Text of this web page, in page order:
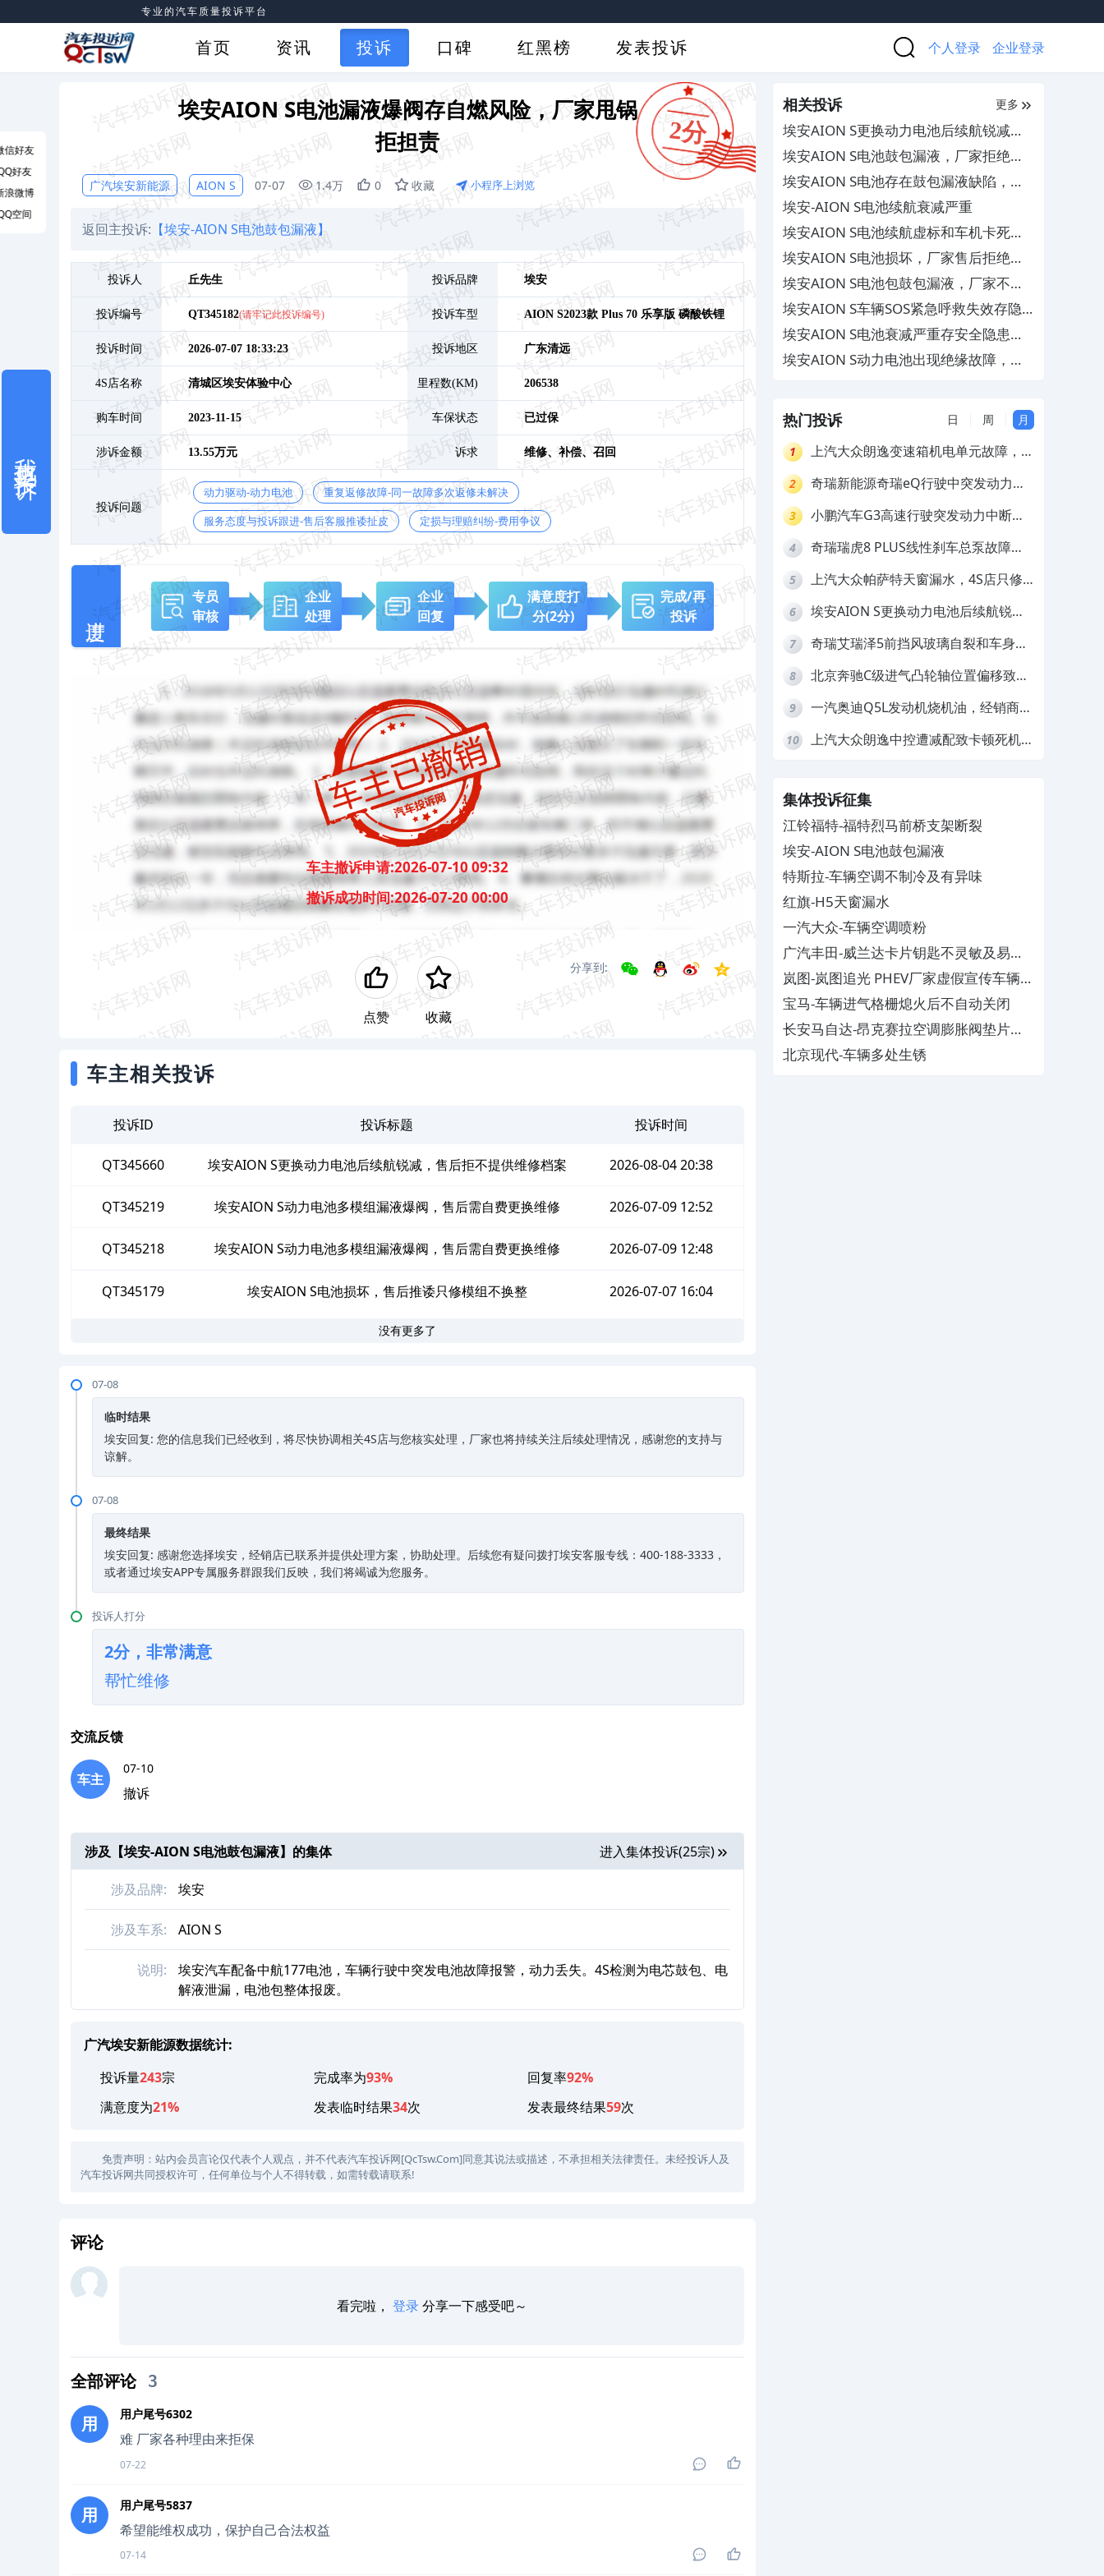
专业的汽车质量投诉平台
首页 资讯 投诉 口碑 红黑榜 发表投诉 个人登录 企业登录
2分
埃安AION S电池漏液爆阀存自燃风险，厂家甩锅
拒担责
广汽埃安新能源 AION S 07-07 1.4万 0 收藏 小程序上浏览
返回主投诉: 【埃安-AION S电池鼓包漏液】
投诉人 丘先生 投诉品牌 埃安
投诉编号 QT345182(请牢记此投诉编号) 投诉车型 AION S2023款 Plus 70 乐享版 磷酸铁锂
投诉时间 2026-07-07 18:33:23 投诉地区 广东清远
4S店名称 清城区埃安体验中心 里程数(KM) 206538
购车时间 2023-11-15 车保状态 已过保
涉诉金额 13.55万元 诉求 维修、 补偿、 召回
投诉问题
动力驱动-动力电池 重复返修故障-同一故障多次返修未解决
服务态度与投诉跟进-售后客服推诿扯皮 定损与理赔纠纷-费用争议
专员
审核
企业
处理
企业
回复
满意度打
分(2分)
完成/再
投诉
车主撤诉申请:2026-07-10 09:32
撤诉成功时间:2026-07-20 00:00
点赞 收藏
分享到:
车主相关投诉
投诉ID 投诉标题 投诉时间
QT345660 埃安AION S更换动力电池后续航锐减，售后拒不提供维修档案 2026-08-04 20:38
QT345219 埃安AION S动力电池多模组漏液爆阀，售后需自费更换维修 2026-07-09 12:52
QT345218 埃安AION S动力电池多模组漏液爆阀，售后需自费更换维修 2026-07-09 12:48
QT345179 埃安AION S电池损坏，售后推诿只修模组不换整 2026-07-07 16:04
没有更多了
07-08
临时结果
埃安回复: 您的信息我们已经收到，将尽快协调相关4S店与您核实处理，厂家也将持续关注后续处理情况，感谢您的支持与
谅解。
07-08
最终结果
埃安回复: 感谢您选择埃安，经销店已联系并提供处理方案，协助处理。后续您有疑问拨打埃安客服专线：400-188-3333，
或者通过埃安APP专属服务群跟我们反映，我们将竭诚为您服务。
投诉人打分
2分，非常满意
帮忙维修
交流反馈
车主
07-10
撤诉
涉及【埃安-AION S电池鼓包漏液】的集体 进入集体投诉(25宗)
涉及品牌: 埃安
涉及车系: AION S
说明:
埃安汽车配备中航177电池，车辆行驶中突发电池故障报警，动力丢失。4S检测为电芯鼓包、电
解液泄漏，电池包整体报废。
广汽埃安新能源数据统计:
投诉量243宗 完成率为93% 回复率92%
满意度为21% 发表临时结果34次 发表最终结果59次
免责声明：站内会员言论仅代表个人观点，并不代表汽车投诉网[QcTsw.Com]同意其说法或描述，不承担相关法律责任。未经投诉人及
汽车投诉网共同授权许可，任何单位与个人不得转载，如需转载请联系!
评论
看完啦， 登录分享一下感受吧～
全部评论 3
用 用户尾号6302
难 厂家各种理由来拒保
07-22
用 用户尾号5837
希望能维权成功，保护自己合法权益
07-14
相关投诉 更多
埃安AION S更换动力电池后续航锐减，
售后拒不提供维修档案
埃安AION S电池鼓包漏液，厂家拒绝保
修
埃安AION S电池存在鼓包漏液缺陷，厂
家不作为
埃安-AION S电池续航衰减严重
埃安AION S电池续航虚标和车机卡死及
后备箱漏水，4S店推脱不解决
埃安AION S电池损坏，厂家售后拒绝保
修
埃安AION S电池包鼓包漏液，厂家不予
保修
埃安AION S车辆SOS紧急呼救失效存隐
患，厂家推诿拒绝免费维修
埃安AION S电池衰减严重存安全隐患，
要求厂家召回换新
埃安AION S动力电池出现绝缘故障，厂
热门投诉 日 周 月
1
上汽大众朗逸变速箱机电单元故障，厂
2
奇瑞新能源奇瑞eQ行驶中突发动力受
拒绝三电质保
3
小鹏汽车G3高速行驶突发动力中断，
4
奇瑞瑞虎8 PLUS线性刹车总泵故障，
5
上汽大众帕萨特天窗漏水，4S店只修
6
埃安AION S更换动力电池后续航锐
7
奇瑞艾瑞泽5前挡风玻璃自裂和车身多
8
北京奔驰C级进气凸轮轴位置偏移致发
9
一汽奥迪Q5L发动机烧机油，经销商推
10
上汽大众朗逸中控遭减配致卡顿死机，
集体投诉征集
江铃福特-福特烈马前桥支架断裂
埃安-AION S电池鼓包漏液
特斯拉-车辆空调不制冷及有异味
红旗-H5天窗漏水
一汽大众-车辆空调喷粉
广汽丰田-威兰达卡片钥匙不灵敏及易消
磁
岚图-岚图追光 PHEV厂家虚假宣传车辆配
置与功能
宝马-车辆进气格栅熄火后不自动关闭
长安马自达-昂克赛拉空调膨胀阀垫片生
锈
北京现代-车辆多处生锈
信好友
好友
浪微博
空间